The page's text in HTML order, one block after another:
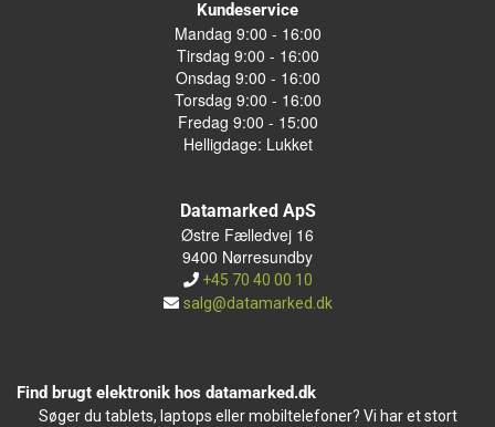
Kundeservice
Mandag 9:00 - 16:00
Tirsdag 9:00 - 16:00
Onsdag 9:00 - 16:00
Torsdag 9:00 - 16:00
Fredag 9:00 - 15:00
Helligdage: Lukket
Datamarked ApS
Østre Fælledvej 16
9400 Nørresundby
+45 70 40 00 10
salg@datamarked.dk
Find brugt elektronik hos datamarked.dk
Søger du tablets, laptops eller mobiltelefoner? Vi har et stort